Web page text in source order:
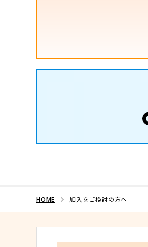
HOME 加入をご検討の方へ